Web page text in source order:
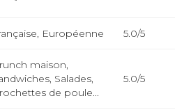
Européenne 5.0/5
maison,
Salades,
de poule...
5.0/5